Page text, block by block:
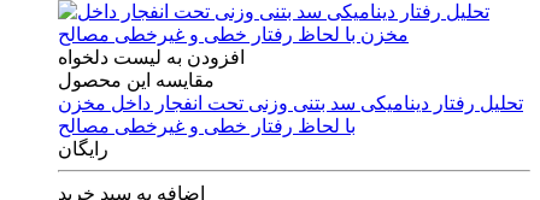
افزودن به لیست دلخواه
مقایسه این محصول
تحلیل رفتار دینامیکی سد بتنی وزنی تحت انفجار داخل مخزن
با لحاظ رفتار خطی و غیرخطی مصالح
رایگان
اضافه به سبد خرید